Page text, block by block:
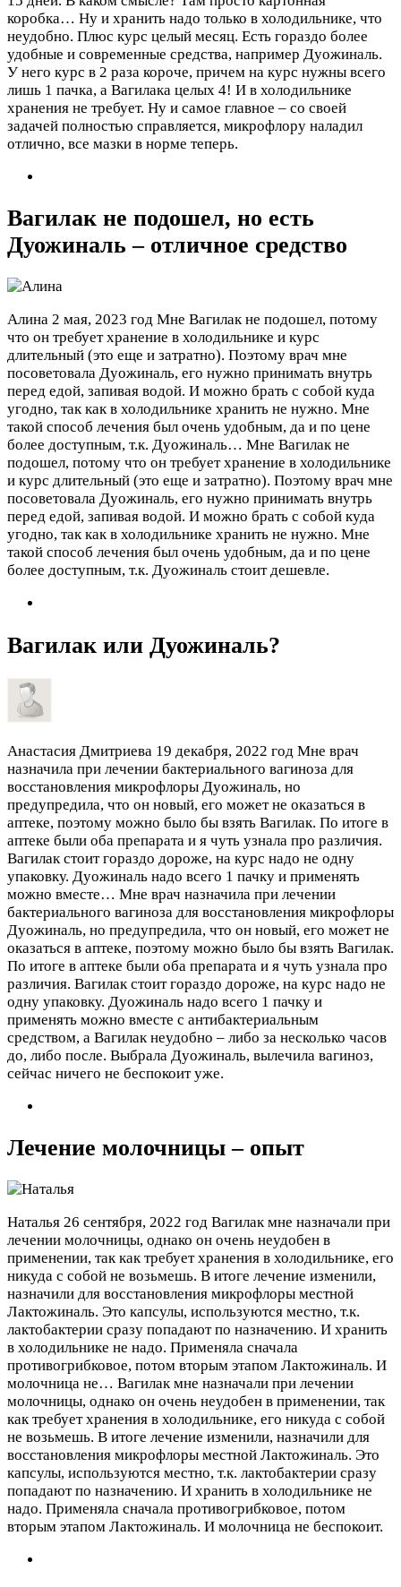
коробка… Ну и хранить надо только в холодильнике, что
неудобно. Плюс курс целый месяц. Есть гораздо более
удобные и современные средства, например Дуожиналь.
У него курс в 2 раза короче, причем на курс нужны всего
лишь 1 пачка, а Вагилака целых 4! И в холодильнике
хранения не требует. Ну и самое главное – со своей
задачей полностью справляется, микрофлору наладил
отлично, все мазки в норме теперь.
Вагилак не подошел, но есть
Дуожиналь – отличное средство
Алина 2 мая, 2023 год Мне Вагилак не подошел, потому
что он требует хранение в холодильнике и курс
длительный (это еще и затратно). Поэтому врач мне
посоветовала Дуожиналь, его нужно принимать внутрь
перед едой, запивая водой. И можно брать с собой куда
угодно, так как в холодильнике хранить не нужно. Мне
такой способ лечения был очень удобным, да и по цене
более доступным, т.к. Дуожиналь… Мне Вагилак не
подошел, потому что он требует хранение в холодильнике
и курс длительный (это еще и затратно). Поэтому врач мне
посоветовала Дуожиналь, его нужно принимать внутрь
перед едой, запивая водой. И можно брать с собой куда
угодно, так как в холодильнике хранить не нужно. Мне
такой способ лечения был очень удобным, да и по цене
более доступным, т.к. Дуожиналь стоит дешевле.
Вагилак или Дуожиналь?
Анастасия Дмитриева 19 декабря, 2022 год Мне врач
назначила при лечении бактериального вагиноза для
восстановления микрофлоры Дуожиналь, но
предупредила, что он новый, его может не оказаться в
аптеке, поэтому можно было бы взять Вагилак. По итоге в
аптеке были оба препарата и я чуть узнала про различия.
Вагилак стоит гораздо дороже, на курс надо не одну
упаковку. Дуожиналь надо всего 1 пачку и применять
можно вместе… Мне врач назначила при лечении
бактериального вагиноза для восстановления микрофлоры
Дуожиналь, но предупредила, что он новый, его может не
оказаться в аптеке, поэтому можно было бы взять Вагилак.
По итоге в аптеке были оба препарата и я чуть узнала про
различия. Вагилак стоит гораздо дороже, на курс надо не
одну упаковку. Дуожиналь надо всего 1 пачку и
применять можно вместе с антибактериальным
средством, а Вагилак неудобно – либо за несколько часов
до, либо после. Выбрала Дуожиналь, вылечила вагиноз,
сейчас ничего не беспокоит уже.
Лечение молочницы – опыт
Наталья 26 сентября, 2022 год Вагилак мне назначали при
лечении молочницы, однако он очень неудобен в
применении, так как требует хранения в холодильнике, его
никуда с собой не возьмешь. В итоге лечение изменили,
назначили для восстановления микрофлоры местной
Лактожиналь. Это капсулы, используются местно, т.к.
лактобактерии сразу попадают по назначению. И хранить
в холодильнике не надо. Применяла сначала
противогрибковое, потом вторым этапом Лактожиналь. И
молочница не… Вагилак мне назначали при лечении
молочницы, однако он очень неудобен в применении, так
как требует хранения в холодильнике, его никуда с собой
не возьмешь. В итоге лечение изменили, назначили для
восстановления микрофлоры местной Лактожиналь. Это
капсулы, используются местно, т.к. лактобактерии сразу
попадают по назначению. И хранить в холодильнике не
надо. Применяла сначала противогрибковое, потом
вторым этапом Лактожиналь. И молочница не беспокоит.